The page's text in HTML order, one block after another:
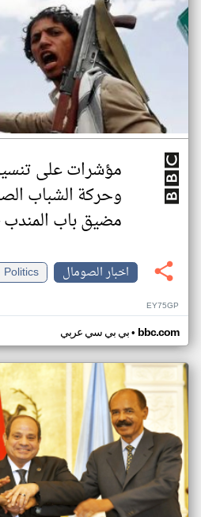
مؤشرات على
وحركة الشباب
مضيق باب المندب
اخبار الصومال
Politics
EY75GP
بي بي سي عربي• bbc.com